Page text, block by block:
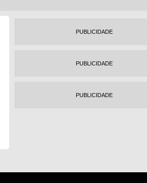
PUBLICIDADE
PUBLICIDADE
PUBLICIDADE